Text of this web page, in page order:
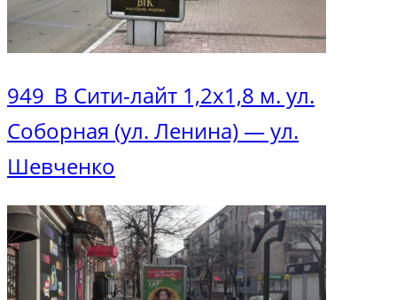
949_В Сити-лайт 1,2х1,8 м. ул.
Соборная (ул. Ленина) — ул.
Шевченко